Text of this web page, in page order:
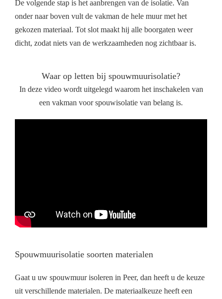
De volgende stap is het aanbrengen van de isolatie. Van
onder naar boven vult de vakman de hele muur met het
gekozen materiaal. Tot slot maakt hij alle boorgaten weer
dicht, zodat niets van de werkzaamheden nog zichtbaar is.
Waar op letten bij spouwmuurisolatie?
In deze video wordt uitgelegd waarom het inschakelen van
een vakman voor spouwisolatie van belang is.
Spouwmuurisolatie soorten materialen
Gaat u uw spouwmuur isoleren in Peer, dan heeft u de keuze
uit verschillende materialen. De materiaalkeuze heeft een